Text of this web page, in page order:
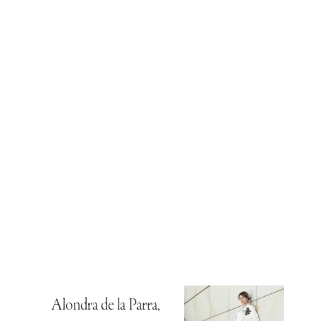
Alondra de la Parra,